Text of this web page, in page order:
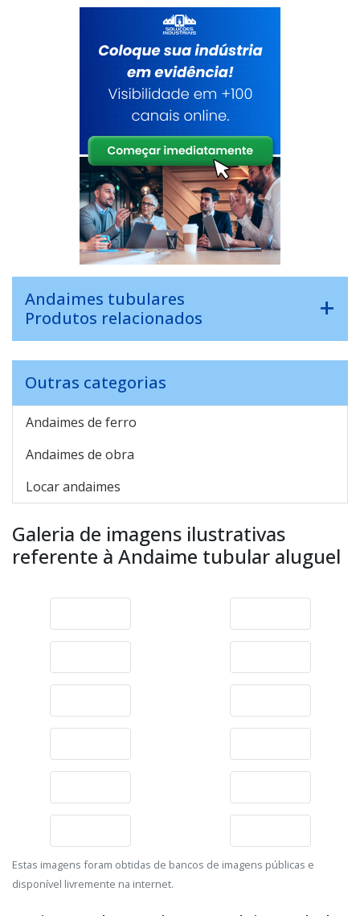
Andaimes tubulares
Produtos relacionados
Outras categorias
Andaimes de ferro
Andaimes de obra
Locar andaimes
Galeria de imagens ilustrativas
referente à Andaime tubular aluguel